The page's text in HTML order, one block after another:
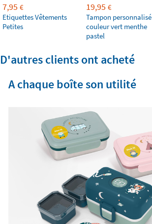
7,95 €
Etiquettes Vêtements
Petites
19,95 €
Tampon personnalisé
couleur vert menthe
pastel
D'autres clients ont acheté
A chaque boîte son utilité